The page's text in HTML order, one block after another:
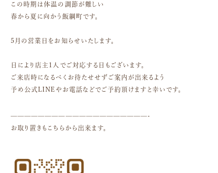
この時期は体温の調節が難しい
春から夏に向かう飯綱町です。
5月の営業日をお知らせいたします。
日により店主1人でご対応する日もございます。
ご来店時になるべくお待たせせずご案内が出来るよう
予め公式LINEやお電話などでご予約頂けますと幸いです。
————————————————————-
お取り置きもこちらから出来ます。